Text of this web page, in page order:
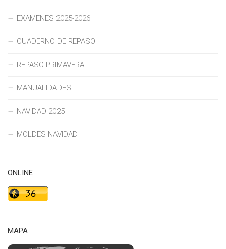
EXAMENES 2025-2026
CUADERNO DE REPASO
REPASO PRIMAVERA
MANUALIDADES
NAVIDAD 2025
MOLDES NAVIDAD
ONLINE
MAPA